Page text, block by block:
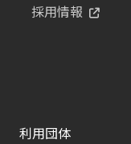
採用情報
利用団体